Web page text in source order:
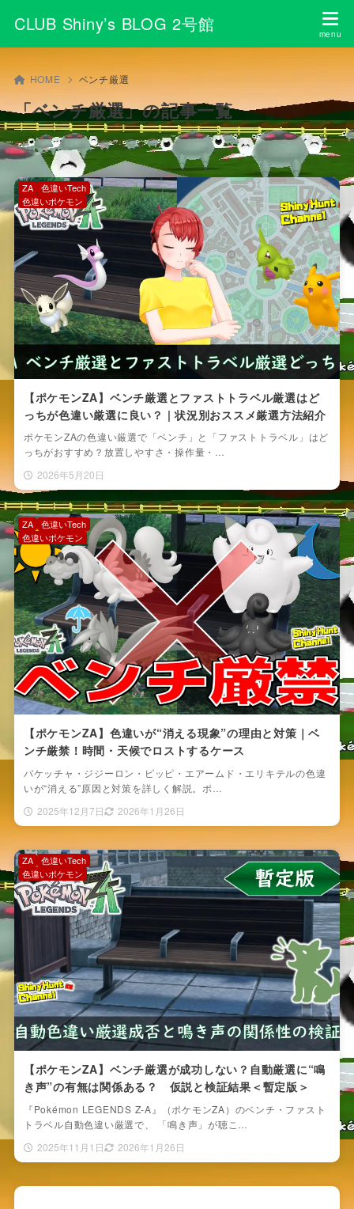
CLUB Shiny’s BLOG 2号館
HOME ベンチ厳選
「ベンチ厳選」の記事一覧
【ポケモンZA】ベンチ厳選とファストトラベル厳選はど
っちが色違い厳選に良い？ | 状況別おススメ厳選方法紹介
ポケモンZAの色違い厳選で「ベンチ」と「ファストトラベル」はど
っちがおすすめ？放置しやすさ・操作量・…
2026年5月20日
ZA
色違いTech
色違いポケモン
【ポケモンZA】色違いが“消える現象”の理由と対策｜ベ
ンチ厳禁！時間・天候でロストするケース
バケッチャ・ジジーロン・ピッピ・エアームド・エリキテルの色違
いが“消える”原因と対策を詳しく解説。ポ…
2025年12月7日
2026年1月26日
ZA
色違いTech
色違いポケモン
【ポケモンZA】ベンチ厳選が成功しない？自動厳選に“鳴
き声”の有無は関係ある？ 仮説と検証結果＜暫定版＞
『Pokémon LEGENDS Z-A』（ポケモンZA）のベンチ・ファスト
トラベル自動色違い厳選で、 「鳴き声」が聴こ…
2025年11月1日
2026年1月26日
ZA
色違いTech
色違いポケモン